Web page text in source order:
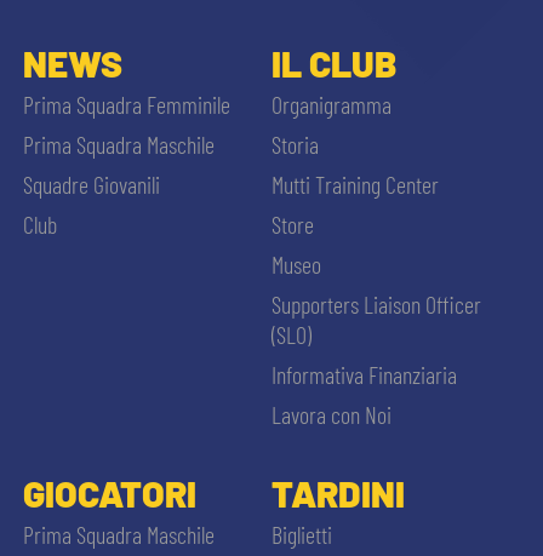
NEWS
Prima Squadra Femminile
Prima Squadra Maschile
Squadre Giovanili
Club
IL CLUB
Organigramma
Storia
Mutti Training Center
Store
Museo
Supporters Liaison Officer
(SLO)
Informativa Finanziaria
Lavora con Noi
GIOCATORI
Prima Squadra Maschile
TARDINI
Biglietti